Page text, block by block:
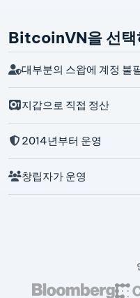
BitcoinVN을 선택
대부분의 스왑에 계정 불
지갑으로 직접 정산
2014년부터 운영
창립자가 운영